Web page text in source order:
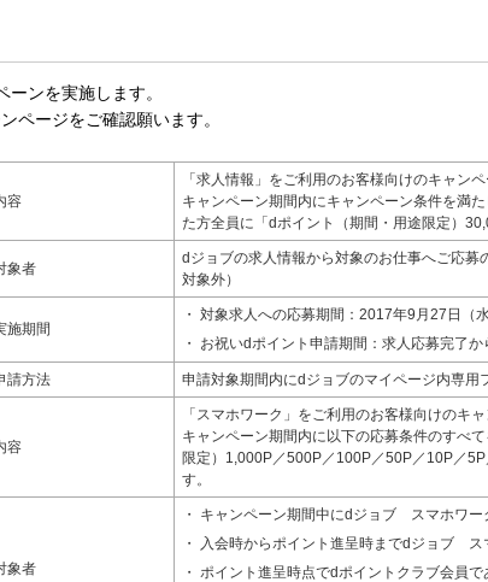
ーンを実施します。
ページをご確認願います。
容
「求人情報」をご利用のお客様向けのキャンペ
キャンペーン期間内にキャンペーン条件を満
た方全員に「dポイント（期間・用途限定）
象者
dジョブの求人情報から対象のお仕事へご応
対象外）
施期間
対象求人への応募期間：2017年9月27日（
お祝いdポイント申請期間：求人応募完了
請方法 申請対象期間内にdジョブのマイページ内専用
容
「スマホワーク」をご利用のお客様向けのキャ
キャンペーン期間内に以下の応募条件のすべ
限定）1,000P／500P／100P／50P／10P／
す。
象者
キャンペーン期間中にdジョブ スマホワー
入会時からポイント進呈時までdジョブ
ポイント進呈時点でdポイントクラブ会員で